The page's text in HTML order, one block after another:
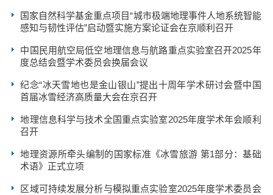
国家自然科学基金重点项目“城市极端地理事件人地系统智能
感知与韧性评估”启动暨实施方案论证会在京顺利召开
中国民用航空局低空地理信息与航路重点实验室召开2025年
度总结会暨学术委员会换届会议
纪念“冰天雪地也是金山银山”提出十周年学术研讨会暨中国
首届冰雪经济高质量大会在京召开
地理信息科学与技术全国重点实验室2025年度学术年会顺利
召开
地理资源所牵头编制的国家标准《冰雪旅游 第1部分：基础
术语》正式立项
区域可持续发展分析与模拟重点实验室2025年度学术委员会